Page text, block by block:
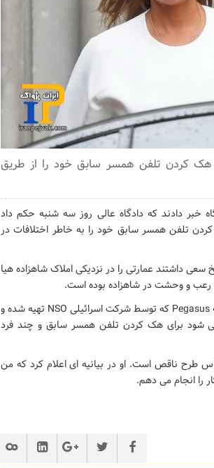
هک کردن تلفن همسر سابق خود را از طریق
خبر دادند که دادگاه عالی روز سه شنبه حکم داد
تلفن همسر سابق خود را به خاطر اختلافات در
داشتند عمارتی را در نزدیکی املاک شاهزاده هیا
رعب و وحشت در شاهزاده بوده است.
خبرگزاری رویترز نوشت: « دادگاه حکم داد که محمد از برنامه Pegasus که توسط شرکت اسرائیلی NSO تهیه شده و
شود برای هک کردن تلفن همسر سابق و چند فرد
طرح ناقص است. او در بیانیه ای اعلام کرد که من
را انجام می دهم.